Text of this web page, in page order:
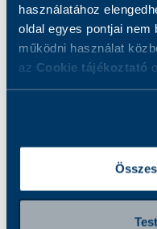
használatához
oldal egyes pontjai nem
működni használat
az Cookie tájékoztató
A mindössze
eredményéből
vázizomtömegről,
vele a szövetekben
továbbá
mennyiségéről és
Az izomzat, víz,
pontos képet
alultápláltság
csontok ásványi